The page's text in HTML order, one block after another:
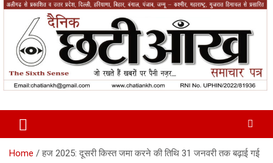
Skip
content
Chatiankh
Home हज 2025: दूसरी किस्त जमा करने की तिथि 31 जनवरी तक बढ़ाई गई